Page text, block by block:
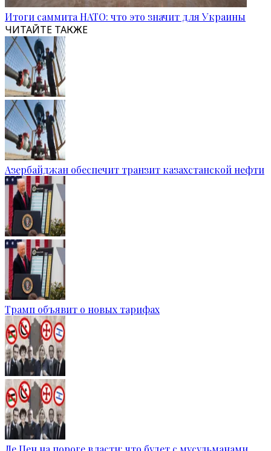
Итоги саммита НАТО: что это значит для Украины
ЧИТАЙТЕ ТАКЖЕ
Азербайджан обеспечит транзит казахстанской нефти
Трамп объявит о новых тарифах